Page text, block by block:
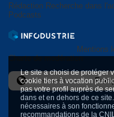
Le site a choisi de protéger
cookie tiers à vocation
pas votre profil auprès de
dans et en dehors de ce
nécessaires à son
recommandations de la
Rédaction Recherche dans
Podcasts
Mentions
Charte de modération
International version